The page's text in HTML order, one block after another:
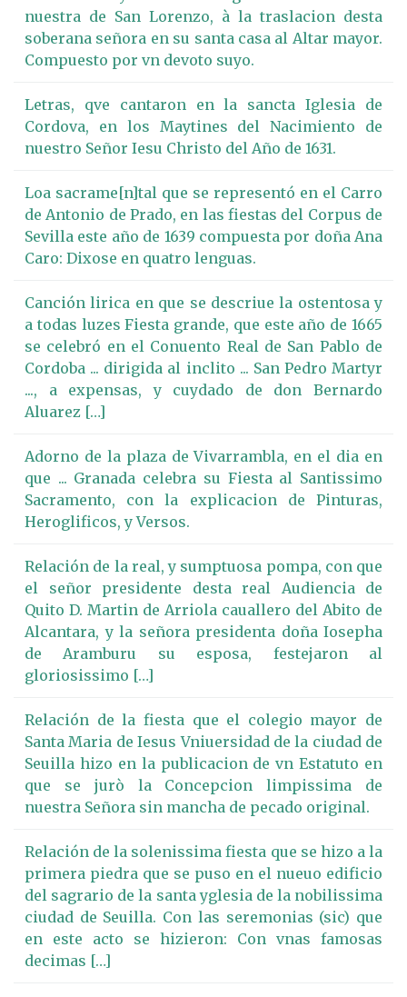
nuestra de San Lorenzo, à la traslacion desta
soberana señora en su santa casa al Altar mayor.
Compuesto por vn devoto suyo.
Letras, qve cantaron en la sancta Iglesia de
Cordova, en los Maytines del Nacimiento de
nuestro Señor Iesu Christo del Año de 1631.
Loa sacrame[n]tal que se representó en el Carro
de Antonio de Prado, en las fiestas del Corpus de
Sevilla este año de 1639 compuesta por doña Ana
Caro: Dixose en quatro lenguas.
Canción lirica en que se descriue la ostentosa y
a todas luzes Fiesta grande, que este año de 1665
se celebró en el Conuento Real de San Pablo de
Cordoba ... dirigida al inclito ... San Pedro Martyr
..., a expensas, y cuydado de don Bernardo
Aluarez […]
Adorno de la plaza de Vivarrambla, en el dia en
que ... Granada celebra su Fiesta al Santissimo
Sacramento, con la explicacion de Pinturas,
Heroglificos, y Versos.
Relación de la real, y sumptuosa pompa, con que
el señor presidente desta real Audiencia de
Quito D. Martin de Arriola cauallero del Abito de
Alcantara, y la señora presidenta doña Iosepha
de Aramburu su esposa, festejaron al
gloriosissimo […]
Relación de la fiesta que el colegio mayor de
Santa Maria de Iesus Vniuersidad de la ciudad de
Seuilla hizo en la publicacion de vn Estatuto en
que se jurò la Concepcion limpissima de
nuestra Señora sin mancha de pecado original.
Relación de la solenissima fiesta que se hizo a la
primera piedra que se puso en el nueuo edificio
del sagrario de la santa yglesia de la nobilissima
ciudad de Seuilla. Con las seremonias (sic) que
en este acto se hizieron: Con vnas famosas
decimas […]